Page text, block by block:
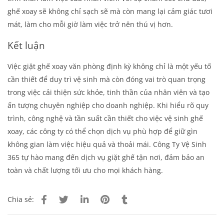
ghế xoay sẽ không chỉ sạch sẽ mà còn mang lại cảm giác tươi
mát, làm cho mỗi giờ làm việc trở nên thú vị hơn.
Kết luận
Việc giặt ghế xoay văn phòng định kỳ không chỉ là một yếu tố
cần thiết để duy trì vệ sinh mà còn đóng vai trò quan trọng
trong việc cải thiện sức khỏe, tinh thần của nhân viên và tạo
ấn tượng chuyên nghiệp cho doanh nghiệp. Khi hiểu rõ quy
trình, công nghệ và tần suất cần thiết cho việc vệ sinh ghế
xoay, các công ty có thể chọn dịch vụ phù hợp để giữ gìn
không gian làm việc hiệu quả và thoải mái. Công Ty Vệ Sinh
365 tự hào mang đến dịch vụ giặt ghế tận nơi, đảm bảo an
toàn và chất lượng tối ưu cho mọi khách hàng.
Chia sẻ: